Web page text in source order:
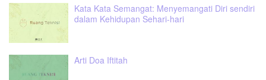
Kata Kata Semangat: Menyemangati Diri sendiri
dalam Kehidupan Sehari-hari
Arti Doa Iftitah